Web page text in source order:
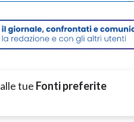
alle tue Fonti preferite